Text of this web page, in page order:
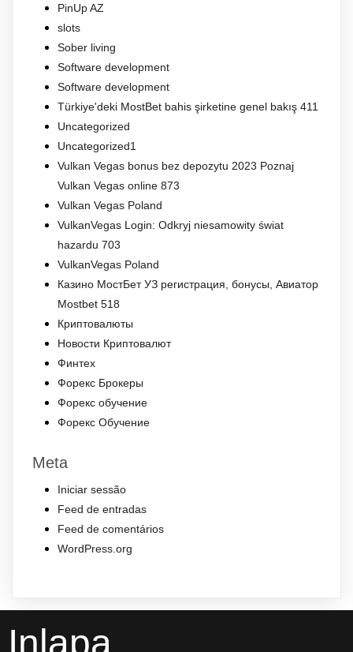
PinUp AZ
slots
Sober living
Software development
Software development
Türkiye'deki MostBet bahis şirketine genel bakış 411
Uncategorized
Uncategorized1
Vulkan Vegas bonus bez depozytu 2023 Poznaj
Vulkan Vegas online 873
Vulkan Vegas Poland
VulkanVegas Login: Odkryj niesamowity świat
hazardu 703
VulkanVegas Poland
Казино МостБет УЗ регистрация, бонусы, Авиатор
Mostbet 518
Криптовалюты
Новости Криптовалют
Финтех
Форекс Брокеры
Форекс обучение
Форекс Обучение
Meta
Iniciar sessão
Feed de entradas
Feed de comentários
WordPress.org
Inlapa .